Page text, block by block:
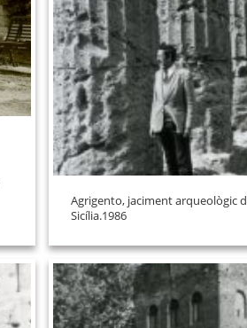
Agrigento, jaciment arqueològic
Sicília.1986